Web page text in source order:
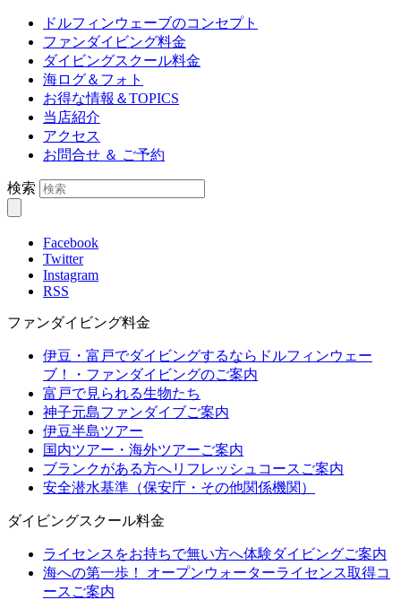
ドルフィンウェーブのコンセプト
ファンダイビング料金
ダイビングスクール料金
海ログ＆フォト
お得な情報＆TOPICS
当店紹介
アクセス
お問合せ ＆ ご予約
検索
Facebook
Twitter
Instagram
RSS
ファンダイビング料金
伊豆・富戸でダイビングするならドルフィンウェー
ブ！・ファンダイビングのご案内
富戸で見られる生物たち
神子元島ファンダイブご案内
伊豆半島ツアー
国内ツアー・海外ツアーご案内
ブランクがある方へリフレッシュコースご案内
安全潜水基準（保安庁・その他関係機関）
ダイビングスクール料金
ライセンスをお持ちで無い方へ体験ダイビングご案内
海への第一歩！ オープンウォーターライセンス取得コ
ースご案内